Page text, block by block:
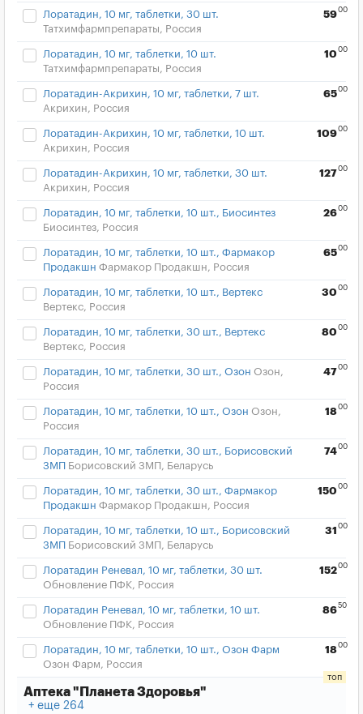
Лоратадин, 10 мг, таблетки, 30 шт.
Татхимфармпрепараты, Россия
5900
Лоратадин, 10 мг, таблетки, 10 шт.
Татхимфармпрепараты, Россия
10 00
Лоратадин-Акрихин, 10 мг, таблетки, 7 шт.
Акрихин, Россия
6500
Лоратадин-Акрихин, 10 мг, таблетки, 10 шт.
Акрихин, Россия
10900
Лоратадин-Акрихин, 10 мг, таблетки, 30 шт.
Акрихин, Россия
12700
Лоратадин, 10 мг, таблетки, 10 шт., Биосинтез
Биосинтез, Россия
2600
Лоратадин, 10 мг, таблетки, 10 шт., Фармакор
Продакшн Фармакор Продакшн, Россия
6500
Лоратадин, 10 мг, таблетки, 10 шт., Вертекс
Вертекс, Россия
30 00
Лоратадин, 10 мг, таблетки, 30 шт., Вертекс
Вертекс, Россия
80 00
Лоратадин, 10 мг, таблетки, 30 шт., Озон Озон,
Россия
4700
Лоратадин, 10 мг, таблетки, 10 шт., Озон Озон,
Россия
1800
Лоратадин, 10 мг, таблетки, 30 шт., Борисовский
ЗМП Борисовский ЗМП, Беларусь
7400
Лоратадин, 10 мг, таблетки, 30 шт., Фармакор
Продакшн Фармакор Продакшн, Россия
150 00
Лоратадин, 10 мг, таблетки, 10 шт., Борисовский
ЗМП Борисовский ЗМП, Беларусь
31 00
Лоратадин Реневал, 10 мг, таблетки, 30 шт.
Обновление ПФК, Россия
15200
Лоратадин Реневал, 10 мг, таблетки, 10 шт.
Обновление ПФК, Россия
8650
Лоратадин, 10 мг, таблетки, 10 шт., Озон Фарм
Озон Фарм, Россия
1800
Аптека "Планета Здоровья"
еще 264